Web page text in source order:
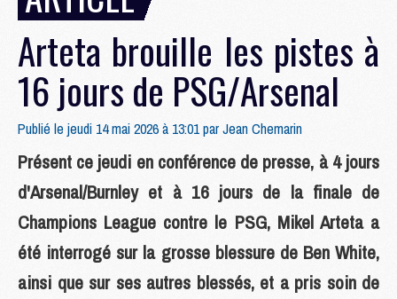
Arteta brouille les pistes à
16 jours de PSG/Arsenal
Publié le jeudi 14 mai 2026 à 13:01 parJean Chemarin
Présent ce jeudi en conférence de presse, à 4 jours
d'Arsenal/Burnley et à 16 jours de la finale de
Champions League contre le PSG, Mikel Arteta a
été interrogé sur la grosse blessure de Ben White,
ainsi que sur ses autres blessés, et a pris soin de